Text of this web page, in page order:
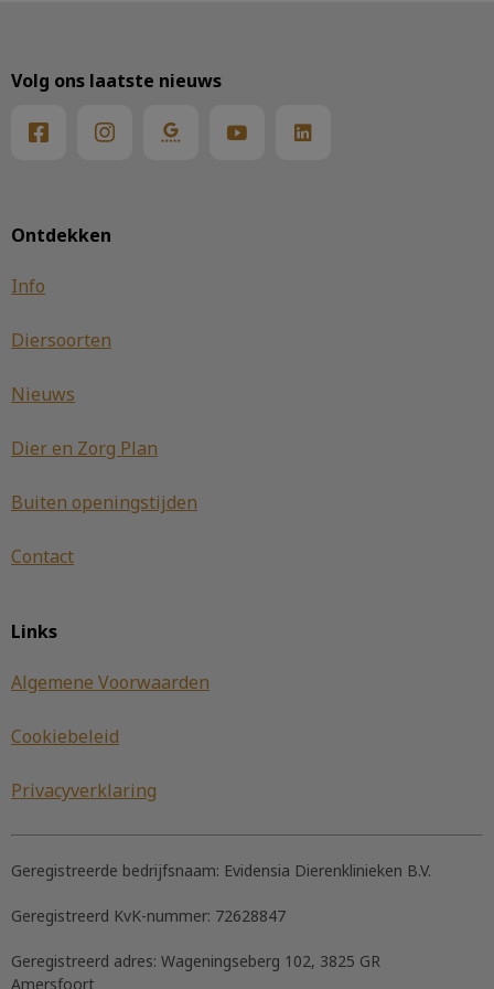
Ontdekken
Info
Diersoorten
Nieuws
Dier en Zorg Plan
Buiten openingstijden
Contact
Links
Algemene Voorwaarden
Cookiebeleid
Privacyverklaring
Volg ons laatste nieuws
Geregistreerde bedrijfsnaam: Evidensia Dierenklinieken B.V.
Geregistreerd KvK-nummer: 72628847
Geregistreerd adres: Wageningseberg 102, 3825 GR
Amersfoort